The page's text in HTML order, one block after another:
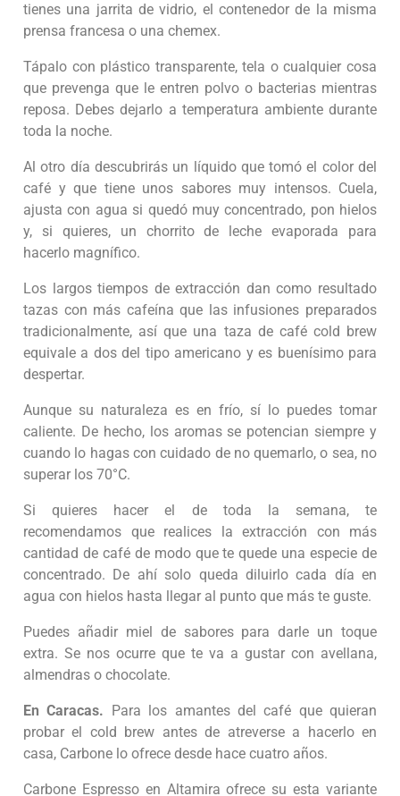
tienes una jarrita de vidrio, el contenedor de la misma
prensa francesa o una chemex.
Tápalo con plástico transparente, tela o cualquier cosa
que prevenga que le entren polvo o bacterias mientras
reposa. Debes dejarlo a temperatura ambiente durante
toda la noche.
Al otro día descubrirás un líquido que tomó el color del
café y que tiene unos sabores muy intensos. Cuela,
ajusta con agua si quedó muy concentrado, pon hielos
y, si quieres, un chorrito de leche evaporada para
hacerlo magnífico.
Los largos tiempos de extracción dan como resultado
tazas con más cafeína que las infusiones preparados
tradicionalmente, así que una taza de café cold brew
equivale a dos del tipo americano y es buenísimo para
despertar.
Aunque su naturaleza es en frío, sí lo puedes tomar
caliente. De hecho, los aromas se potencian siempre y
cuando lo hagas con cuidado de no quemarlo, o sea, no
superar los 70°C.
Si quieres hacer el de toda la semana, te
recomendamos que realices la extracción con más
cantidad de café de modo que te quede una especie de
concentrado. De ahí solo queda diluirlo cada día en
agua con hielos hasta llegar al punto que más te guste.
Puedes añadir miel de sabores para darle un toque
extra. Se nos ocurre que te va a gustar con avellana,
almendras o chocolate.
En Caracas.
Para los amantes del café que quieran
probar el cold brew antes de atreverse a hacerlo en
casa, Carbone lo ofrece desde hace cuatro años.
Carbone Espresso en Altamira ofrece su esta variante